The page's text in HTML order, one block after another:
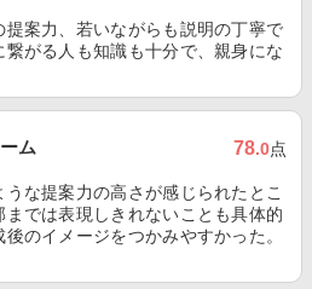
案力、若いながらも説明の丁寧で
がる人も知識も十分で、親身にな
ム 78.0点
な提案力の高さが感じられたとこ
では表現しきれないことも具体的
のイメージをつかみやすかった。